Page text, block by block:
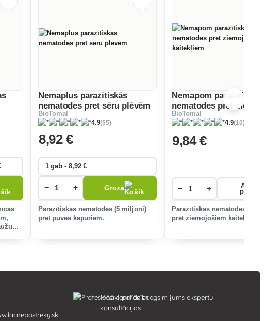
Nemaplus parazītiskās
nematodes pret sēru plēvēm
BioTomal
4.9(55)
8,92 €
− + Grozā
Parazītiskās nematodes (5 miljoni)
pret puves kāpuriem.
Nemapom parazītiskās
nematodes pret
kaitēkļiem
BioTomal
4.9(10)
9,84 €
− +
Parazītiskās nematodes (10
pret ziemojošiem kaitēkļiem.
Mēs vienmēr sniegsim jums ekspertu
konsultācijas